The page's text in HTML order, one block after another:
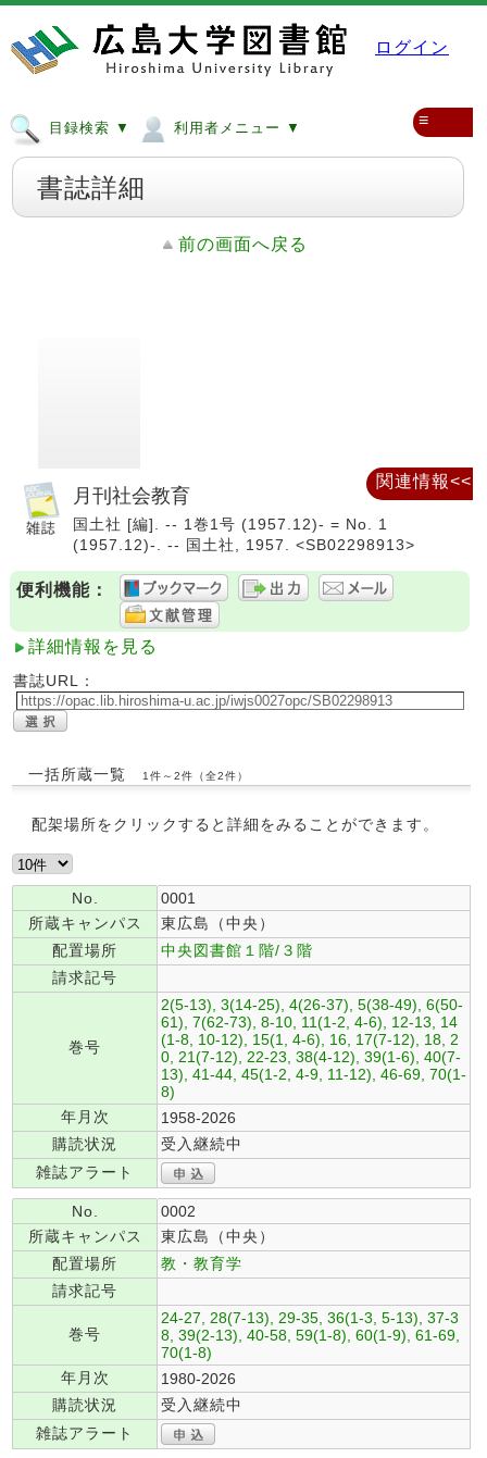
ログイン
目録検索 ▼ 利用者メニュー ▼ ≡
書誌詳細
前の画面へ戻る
月刊社会教育
国土社 [編]. -- 1巻1号 (1957.12)- = No. 1
(1957.12)-. -- 国土社, 1957. <SB02298913>
便利機能：
詳細情報を見る
書誌URL：
一括所蔵一覧 1件～2件（全2件）
配架場所をクリックすると詳細をみることができます。
No.
0001
所蔵キャンパス
東広島（中央）
配置場所
中央図書館１階/３階
請求記号
巻号
2(5-13), 3(14-25), 4(26-37), 5(38-49), 6(50-
61), 7(62-73), 8-10, 11(1-2, 4-6), 12-13, 14
(1-8, 10-12), 15(1, 4-6), 16, 17(7-12), 18, 2
0, 21(7-12), 22-23, 38(4-12), 39(1-6), 40(7-
13), 41-44, 45(1-2, 4-9, 11-12), 46-69, 70(1-
8)
年月次
1958-2026
購読状況
受入継続中
雑誌アラート
No.
0002
所蔵キャンパス
東広島（中央）
配置場所
教・教育学
請求記号
巻号
24-27, 28(7-13), 29-35, 36(1-3, 5-13), 37-3
8, 39(2-13), 40-58, 59(1-8), 60(1-9), 61-69,
70(1-8)
年月次
1980-2026
購読状況
受入継続中
雑誌アラート
関連情報<<